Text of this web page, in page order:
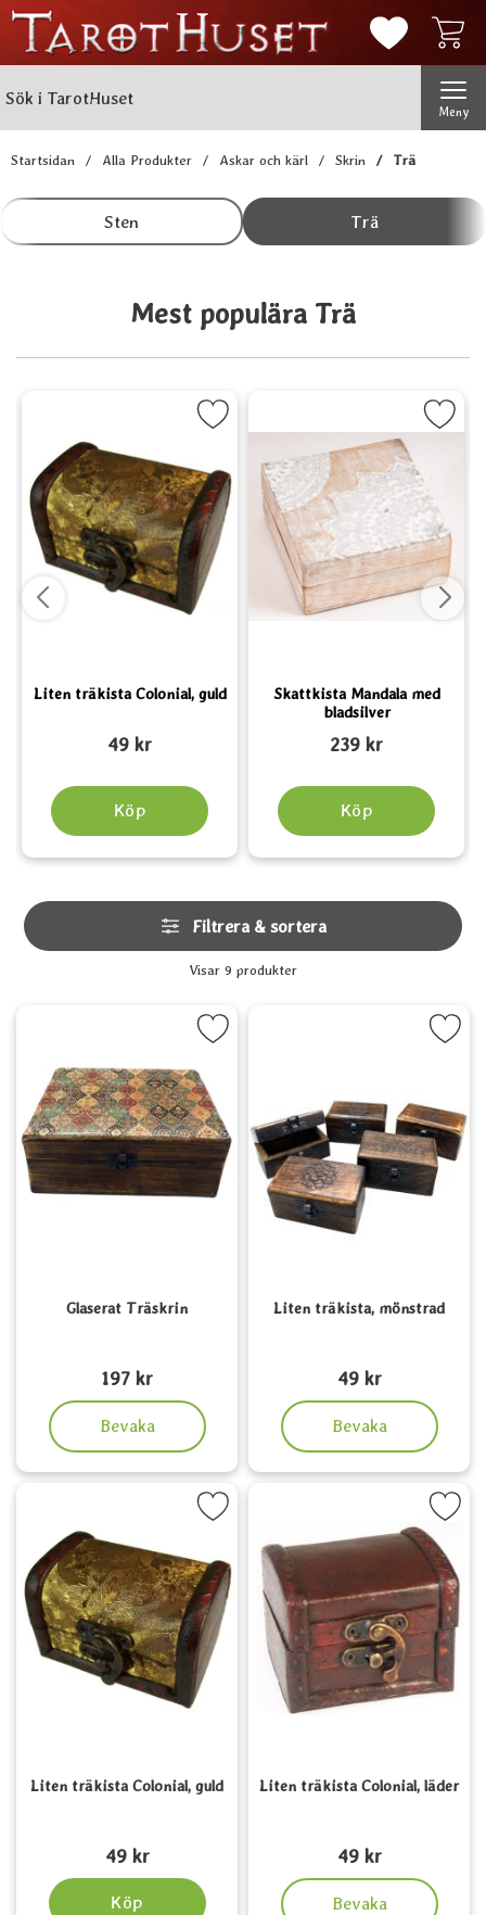
Mina
Meny
Startsidan Alla Produkter Askar och kärl Skrin Trä
Hoppa
produkter
Underkategorier
Sten Trä
Mest populära Trä
Liten träkista Colonial, guld
Art. nr 566249 kr
Köp
Markera Liten träkista Colonial, guld som favorit
Skattkista Mandala med
bladsilver
Art. nr 5639239 kr
Köp
Markera Skattkista Mandala
Hoppa
över
filtersektionen
Filtrera & sortera
Filtrera & sortera
Visar 9 produkter
Glaserat Träskrin
197 kr
Bevaka
, Glaserat Träskrin
Markera glaserat Träskrin som favorit
Liten träkista, mönstrad
49 kr
Bevaka
, Liten träkista, mönstrad
Markera liten träkista,
Liten träkista Colonial, guld
49 kr
Köp
Markera liten träkista Colonial, guld som favorit
Liten träkista Colonial, läder
49 kr
Bevaka
, Liten träkista Colonial,
Markera liten träkista